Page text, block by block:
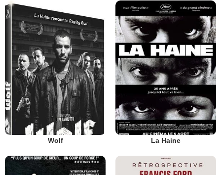
Wolf La Haine